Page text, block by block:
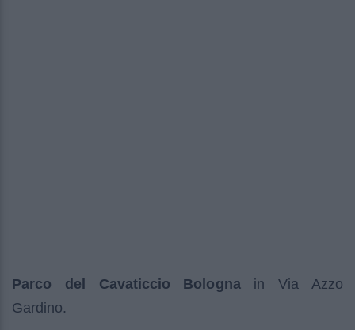
Parco del Cavaticcio Bolognain Via Azzo
Gardino.